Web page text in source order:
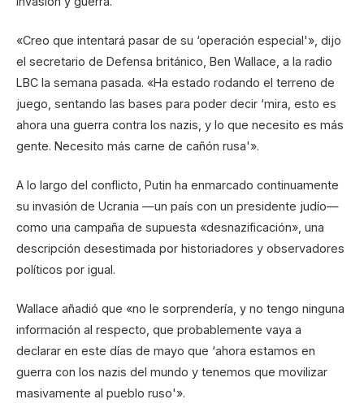
«Creo que intentará pasar de su ‘operación especial'», dijo
el secretario de Defensa británico, Ben Wallace, a la radio
LBC la semana pasada. «Ha estado rodando el terreno de
juego, sentando las bases para poder decir ‘mira, esto es
ahora una guerra contra los nazis, y lo que necesito es más
gente. Necesito más carne de cañón rusa'».
A lo largo del conflicto, Putin ha enmarcado continuamente
su invasión de Ucrania —un país con un presidente judío—
como una campaña de supuesta «desnazificación», una
descripción desestimada por historiadores y observadores
políticos por igual.
Wallace añadió que «no le sorprendería, y no tengo ninguna
información al respecto, que probablemente vaya a
declarar en este días de mayo que ‘ahora estamos en
guerra con los nazis del mundo y tenemos que movilizar
masivamente al pueblo ruso'».